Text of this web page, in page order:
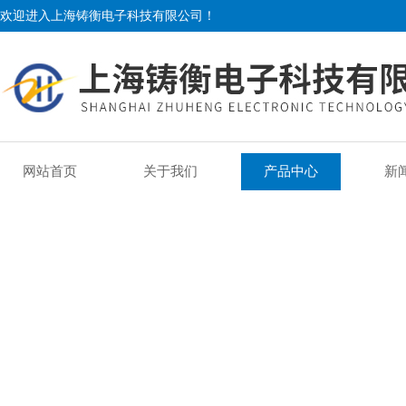
欢迎进入上海铸衡电子科技有限公司！
网站首页 关于我们 产品中心 新